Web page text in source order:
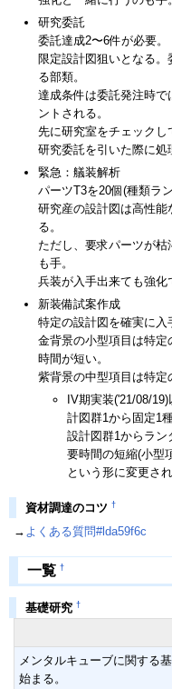
研究委託
委託達成2〜6件が必要。
限定設計図狙いとなる
る部類。
達成条件は委託発注時で
ントされる。
先に研究室をチェックし
研究委託を引いた際に処
緊急：艤装解析
パーツT3を20個(種類ラ
研究産の設計図は高性能
る。
ただし、要求パーツが
も手。
兵装が入手出来ても強化
新装備試案作成
特定の設計図を確実に入
金背景の小型項目は特
時間が短い。
紫背景の中型項目は特定
IV期実装('21/08/
計図群1から固定1
設計図群1からラン
要時間の短縮(小型
という形に変更され
資材調達のコツ †
→ よくある質問#lda59f6c
一覧 †
基礎研究 †
メンタルキューブに関する
始まる。